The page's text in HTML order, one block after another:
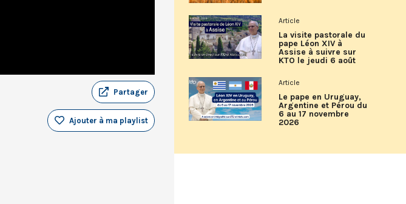
Partager
Ajouter à ma playlist
Article
La visite pastorale du
pape Léon XIV à
Assise à suivre sur
KTO le jeudi 6 août
Article
Le pape en Uruguay,
Argentine et Pérou du
6 au 17 novembre
2026